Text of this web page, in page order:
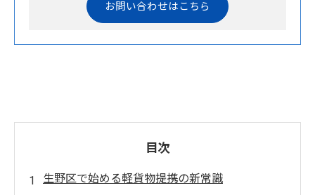
お問い合わせはこちら
目次
生野区で始める軽貨物提携の新常識